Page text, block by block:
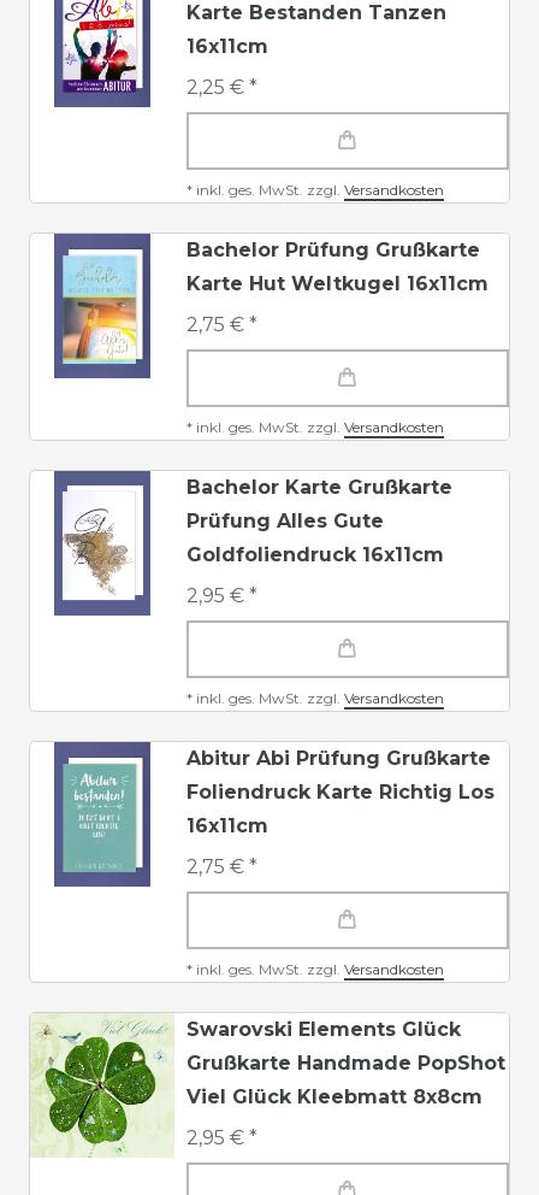
Karte Bestanden Tanzen
16x11cm
2,25 € *
* inkl. ges. MwSt. zzgl. Versandkosten
Bachelor Prüfung Grußkarte
Karte Hut Weltkugel 16x11cm
2,75 € *
* inkl. ges. MwSt. zzgl. Versandkosten
Bachelor Karte Grußkarte
Prüfung Alles Gute
Goldfoliendruck 16x11cm
2,95 € *
* inkl. ges. MwSt. zzgl. Versandkosten
Abitur Abi Prüfung Grußkarte
Foliendruck Karte Richtig Los
16x11cm
2,75 € *
* inkl. ges. MwSt. zzgl. Versandkosten
Swarovski Elements Glück
Grußkarte Handmade PopShot
Viel Glück Kleebmatt 8x8cm
2,95 € *